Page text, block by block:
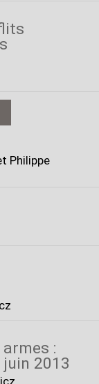
Philippe
:
juin 2013